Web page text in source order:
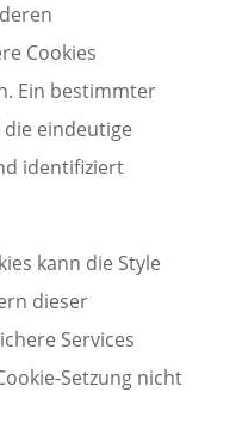
Cookies
Ein bestimmter
eindeutige
identifiziert
kann die Style
dieser
Services
Setzung nicht